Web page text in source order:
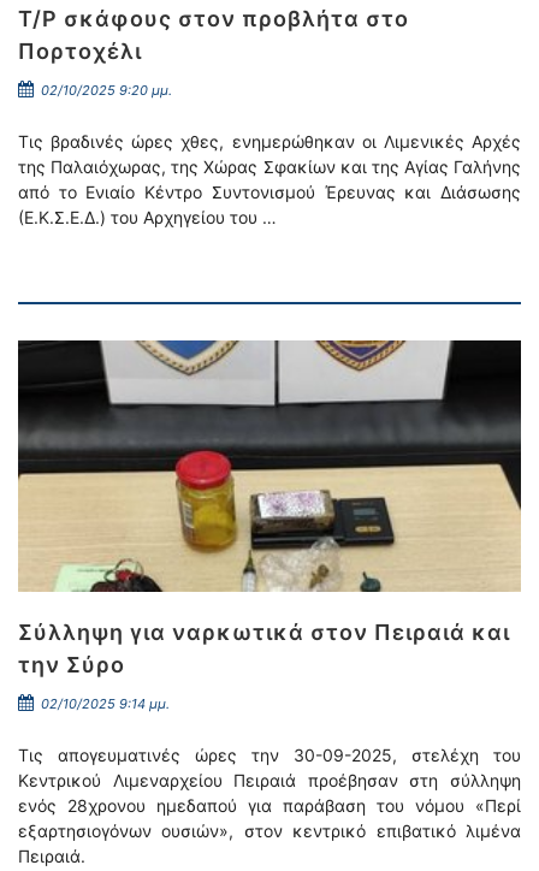
Τ/Ρ σκάφους στον προβλήτα στο
Πορτοχέλι
02/10/2025 9:20 μμ.
Τις βραδινές ώρες χθες, ενημερώθηκαν οι Λιμενικές Αρχές
της Παλαιόχωρας, της Χώρας Σφακίων και της Αγίας Γαλήνης
από το Ενιαίο Κέντρο Συντονισμού Έρευνας και Διάσωσης
(Ε.Κ.Σ.Ε.Δ.) του Αρχηγείου του …
Σύλληψη για ναρκωτικά στον Πειραιά και
την Σύρο
02/10/2025 9:14 μμ.
Τις απογευματινές ώρες την 30-09-2025, στελέχη του
Κεντρικού Λιμεναρχείου Πειραιά προέβησαν στη σύλληψη
ενός 28χρονου ημεδαπού για παράβαση του νόμου «Περί
εξαρτησιογόνων ουσιών», στον κεντρικό επιβατικό λιμένα
Πειραιά.